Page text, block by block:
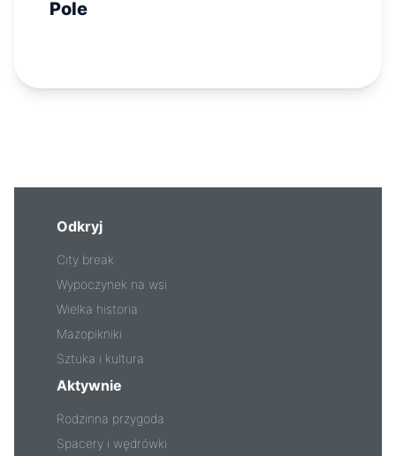
Pole
Odkryj
City break
Wypoczynek na wsi
Wielka historia
Mazopikniki
Sztuka i kultura
Aktywnie
Rodzinna przygoda
Spacery i wędrówki